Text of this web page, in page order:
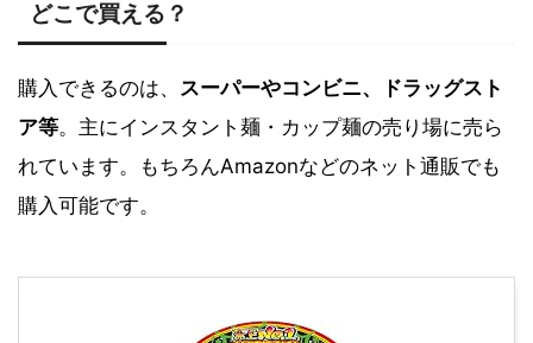
どこで買える？
購入できるのは、 スーパーやコンビニ、ドラッグスト
ア等。主にインスタント麺・カップ麺の売り場に売ら
れています。もちろんAmazonなどのネット通販でも
購入可能です。